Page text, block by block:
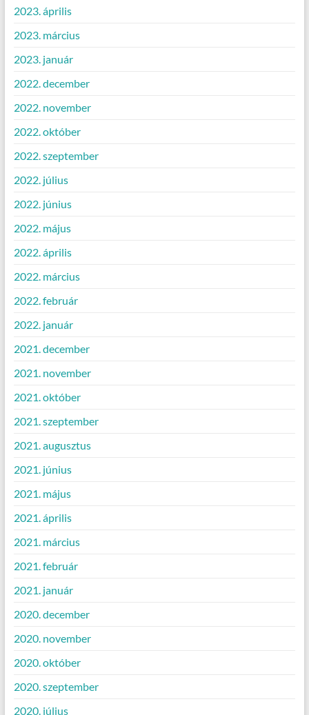
2023. április
2023. március
2023. január
2022. december
2022. november
2022. október
2022. szeptember
2022. július
2022. június
2022. május
2022. április
2022. március
2022. február
2022. január
2021. december
2021. november
2021. október
2021. szeptember
2021. augusztus
2021. június
2021. május
2021. április
2021. március
2021. február
2021. január
2020. december
2020. november
2020. október
2020. szeptember
2020. július